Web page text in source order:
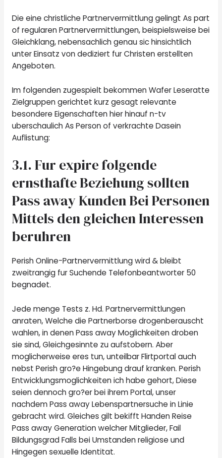
Die eine christliche Partnervermittlung gelingt As part
of regularen Partnervermittlungen, beispielsweise bei
Gleichklang, nebensachlich genau sic hinsichtlich
unter Einsatz von dediziert fur Christen erstellten
Angeboten.
Im folgenden zugespielt bekommen Wafer Leseratte
Zielgruppen gerichtet kurz gesagt relevante
besondere Eigenschaften hier hinauf n-tv
uberschaulich As Person of verkrachte Dasein
Auflistung:
3.1. Fur expire folgende
ernsthafte Beziehung sollten
Pass away Kunden Bei Personen
Mittels den gleichen Interessen
beruhren
Perish Online-Partnervermittlung wird & bleibt
zweitrangig fur Suchende Telefonbeantworter 50
begnadet.
Jede menge Tests z. Hd. Partnervermittlungen
anraten, Welche die Partnerborse drogenberauscht
wahlen, in denen Pass away Moglichkeiten droben
sie sind, Gleichgesinnte zu aufstobern. Aber
moglicherweise eres tun, unteilbar Flirtportal auch
nebst Perish gro?e Hingebung drauf kranken. Perish
Entwicklungsmoglichkeiten ich habe gehort, Diese
seien dennoch gro?er bei ihrem Portal, unser
nachdem Pass away Lebenspartnersuche in Linie
gebracht wird. Gleiches gilt bekifft Handen Reise
Pass away Generation welcher Mitglieder, Fail
Bildungsgrad Falls bei Umstanden religiose und
Hingegen sexuelle Identitat.